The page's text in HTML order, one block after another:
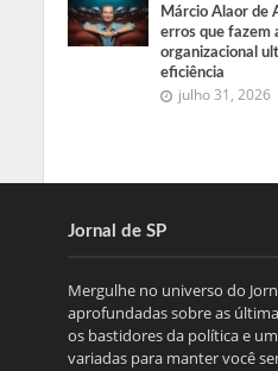
Márcio Alaor de
erros que fazem
organizacional
eficiência
julho 31, 2026
Jornal de SP
Mergulhe no universo do
aprofundadas sobre as
os bastidores da política e
variadas para manter você